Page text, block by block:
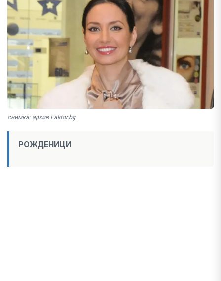
снимка: архив Faktor.bg
РОЖДЕНИЦИ